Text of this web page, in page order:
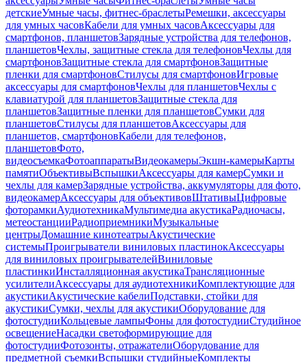
детскиеУмные часы, фитнес-браслетыРемешки, аксессуары
для умных часовКабели для умных часовАксессуары для
смартфонов, планшетовЗарядные устройства для телефонов,
планшетовЧехлы, защитные стекла для телефоновЧехлы для
смартфоновЗащитные стекла для смартфоновЗащитные
пленки для смартфоновСтилусы для смартфоновИгровые
аксессуары для смартфоновЧехлы для планшетовЧехлы с
клавиатурой для планшетовЗащитные стекла для
планшетовЗащитные пленки для планшетовСумки для
планшетовСтилусы для планшетовАксессуары для
планшетов, смартфоновКабели для телефонов,
планшетовФото,
видеосъемкаФотоаппаратыВидеокамерыЭкшн-камерыКарты
памятиОбъективыВспышкиАксессуары для камерСумки и
чехлы для камерЗарядные устройства, аккумуляторы для фото,
видеокамерАксессуары для объективовШтативыЦифровые
фоторамкиАудиотехникаМультимедиа акустикаРадиочасы,
метеостанцииРадиоприемникиМузыкальные
центрыДомашние кинотеатрыАкустические
системыПроигрыватели виниловых пластинокАксессуары
для виниловых проигрывателейВиниловые
пластинкиИнсталляционная акустикаТрансляционные
усилителиАксессуары для аудиотехникиКомплектующие для
акустикиАкустические кабелиПодставки, стойки для
акустикиСумки, чехлы для акустикиОборудование для
фотостудииКольцевые лампыФоны для фотостудииСтудийное
освещениеНасадки светоформирующие для
фотостудииФотозонты, отражателиОборудование для
предметной съемкиВспышки студийныеКомплекты